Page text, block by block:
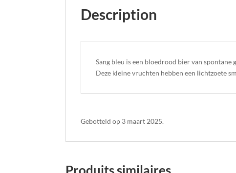
Description
Sang bleu is een bloedrood bier van
Deze kleine vruchten hebben een lichtzoete
Gebotteld op 3 maart 2025.